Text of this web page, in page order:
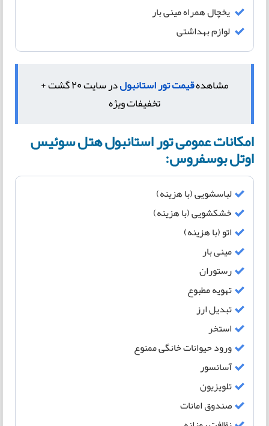
یخچال همراه مینی بار
لوازم بهداشتی
مشاهدهقیمت تور استانبول
در سایت 20 گشت +
تخفیفات ویژه
امکانات عمومی تور استانبول هتل سوئیس
اوتل بوسفروس:
لباسشویی (با هزینه)
خشکشویی (با هزینه)
اتو (با هزینه)
مینی بار
رستوران
تهویه مطبوع
تبدیل ارز
استخر
ورود حیوانات خانگی ممنوع
آسانسور
تلویزیون
صندوق امانات